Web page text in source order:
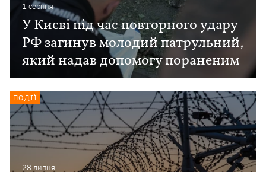
1 серпня
У Києві під час повторного удару
РФ загинув молодий патрульний,
який надав допомогу пораненим
28 липня
ПОДІЇ